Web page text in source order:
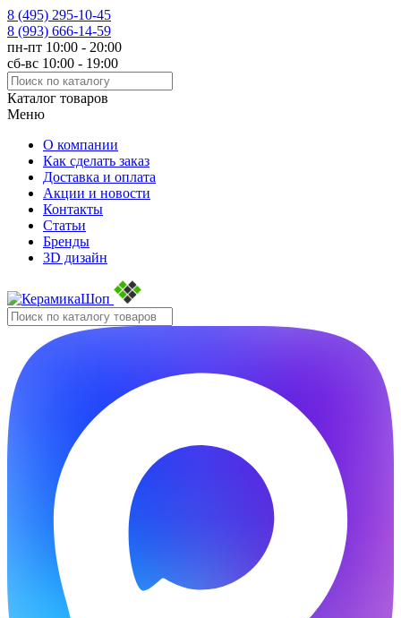
8 (495) 295-10-45
8 (993) 666-14-59
пн-пт 10:00 - 20:00
сб-вс 10:00 - 19:00
Каталог товаров
Меню
О компании
Как сделать заказ
Доставка и оплата
Акции и новости
Контакты
Статьи
Бренды
3D дизайн